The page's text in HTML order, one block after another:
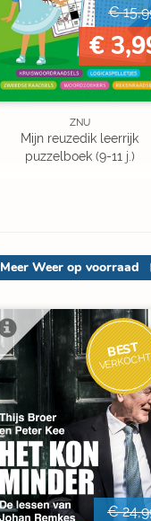
€
€
ZNU
Mijn reuzedik leerrijk
puzzelboek (9-11 j.)
Meer Weer op voorraad
BEST
VERKOCHT
€